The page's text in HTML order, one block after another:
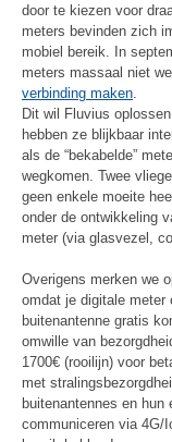
door te kiezen voor
meters bevinden zich
mobiel bereik. In
meters massaal niet
verbinding maken.
Dit wil Fluvius
hebben ze blijkbaar
als de “bekabelde”
wegkomen. Twee
geen enkele moeite
onder de ontwikkeling
meter (via glasvezel,
Overigens merken we
omdat je digitale meter
buitenantenne gratis
omwille van
1700€ (rooilijn) voor
met
buitenantennes en
communiceren via 4G/